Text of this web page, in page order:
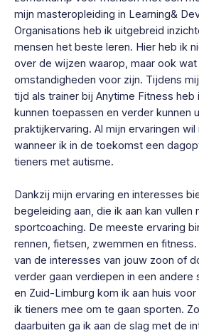
mijn masteropleiding in Learning&
Organisations heb ik uitgebreid
mensen het beste leren. Hier heb ik
over de wijzen waarop, maar ook
omstandigheden voor zijn. Tijdens
tijd als trainer bij Anytime Fitness heb
kunnen toepassen en verder kunnen
praktijkervaring. Al mijn ervaringen
wanneer ik in de toekomst een
tieners met autisme.
Dankzij mijn ervaring en interesses
begeleiding aan, die ik aan kan vullen
sportcoaching. De meeste ervaring
rennen, fietsen, zwemmen en
van de interesses van jouw zoon of
verder gaan verdiepen in een andere
en Zuid-Limburg kom ik aan huis
ik tieners mee om te gaan sporten.
daarbuiten ga ik aan de slag met de